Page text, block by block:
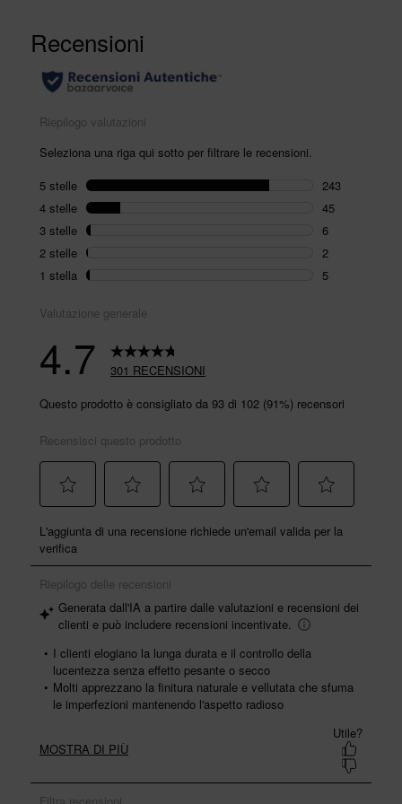
Stesso
link
alla
pagina.